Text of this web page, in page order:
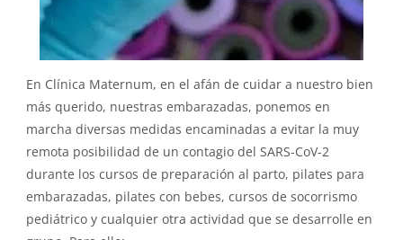
En Clínica Maternum, en el afán de cuidar a nuestro bien
más querido, nuestras embarazadas, ponemos en
marcha diversas medidas encaminadas a evitar la muy
remota posibilidad de un contagio del SARS-CoV-2
durante los cursos de preparación al parto, pilates para
embarazadas, pilates con bebes, cursos de socorrismo
pediátrico y cualquier otra actividad que se desarrolle en